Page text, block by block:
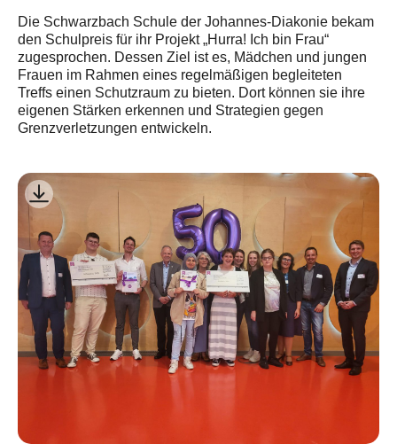
Die Schwarzbach Schule der Johannes-Diakonie bekam
den Schulpreis für ihr Projekt „Hurra! Ich bin Frau“
zugesprochen. Dessen Ziel ist es, Mädchen und jungen
Frauen im Rahmen eines regelmäßigen begleiteten
Treffs einen Schutzraum zu bieten. Dort können sie ihre
eigenen Stärken erkennen und Strategien gegen
Grenzverletzungen entwickeln.